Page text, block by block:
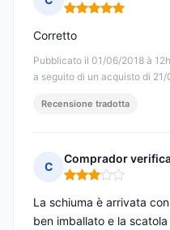
Nota: 5 su 5
Pubblicato il 01/06/2018 à
a seguito di un acquisto di
Corretto
Recensione tradotta
C
Comprador
Nota: 3 su 5
La schiuma è arrivata
ben imballato e la